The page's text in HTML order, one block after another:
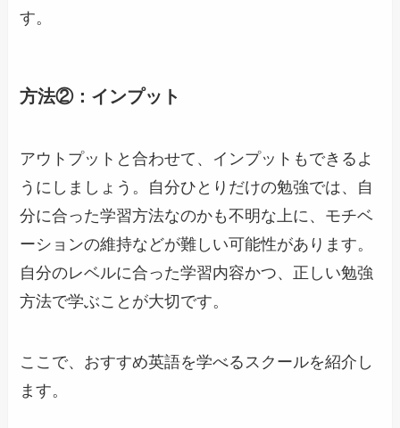
す。
方法②：インプット
アウトプットと合わせて、インプットもできるよ
うにしましょう。自分ひとりだけの勉強では、自
分に合った学習方法なのかも不明な上に、モチベ
ーションの維持などが難しい可能性があります。
自分のレベルに合った学習内容かつ、正しい勉強
方法で学ぶことが大切です。
ここで、おすすめ英語を学べるスクールを紹介し
ます。